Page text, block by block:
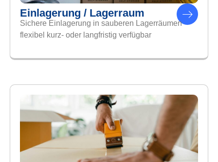
Einlagerung / Lagerraum
Sichere Einlagerung in sauberen Lagerräumen
flexibel kurz- oder langfristig verfügbar